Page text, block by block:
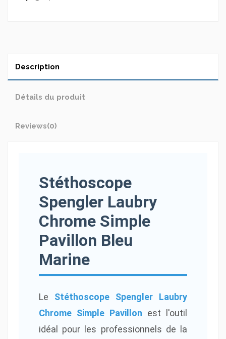
Description
Détails du produit
Reviews(0)
Stéthoscope
Spengler Laubry
Chrome Simple
Pavillon Bleu
Marine
Le Stéthoscope Spengler Laubry
Chrome Simple Pavillon est l'outil
idéal pour les professionnels de la